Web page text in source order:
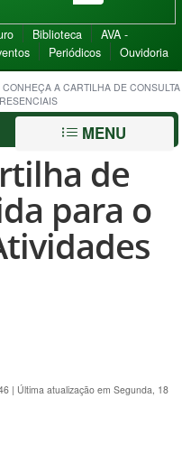
Biblioteca
AVA -
Periódicos Ouvidoria
CONHEÇA A CARTILHA DE CONSULTA
MENU
de
para o
| Última atualização em Segunda, 18